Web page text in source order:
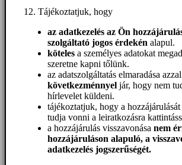
12. Tájékoztatjuk, hogy
az adatkezelés az Ön
szolgáltató jogos érdekén alapul.
köteles a személyes adatokat
szeretne kapni tőlünk.
az adatszolgáltatás elmaradása
következménnyel jár, hogy nem
hírlevelet küldeni.
tájékoztatjuk, hogy a
tudja vonni a leiratkozásra
a hozzájárulás visszavonása nem
hozzájáruláson alapuló, a
adatkezelés jogszerűségét.